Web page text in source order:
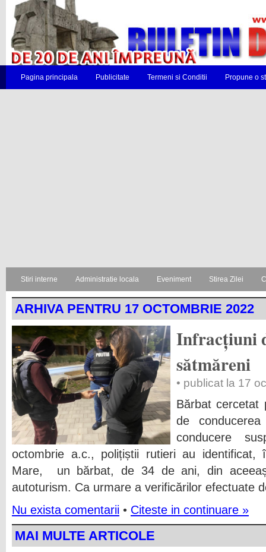
Pagina principala Publicitate Termeni si Conditii Propune o
Stiri interne Administratie locala Eveniment Stirea Zilei
ARHIVA PENTRU 17 OCTOMBRIE 2022
Infracțiuni
sătmăreni
• publicat la 17
Bărbat cercetat
de
conducere
octombrie a.c., polițiștii rutieri au
Mare, un bărbat, de 34 de ani, din
autoturism. Ca urmare a verificărilor efectuate
Nu exista comentarii • Citeste in continuare »
MAI MULTE ARTICOLE